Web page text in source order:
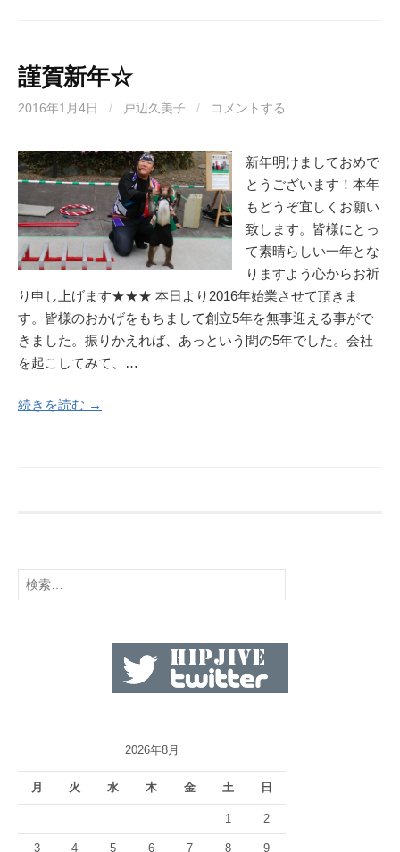
謹賀新年☆
2016年1月4日 / 戸辺久美子 / コメントする
新年明けましておめで
とうございます！本年
もどうぞ宜しくお願い
致します。皆様にとっ
て素晴らしい一年とな
りますよう心からお祈
り申し上げます★★★ 本日より2016年始業させて頂きま
す。皆様のおかげをもちまして創立5年を無事迎える事がで
きました。振りかえれば、あっという間の5年でした。会社
を起こしてみて、…
続きを読む →
検
索:
2026年8月
月 火 水 木 金 土 日
1 2
3 4 5 6 7 8 9